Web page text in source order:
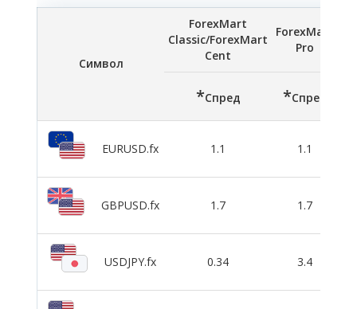
Символ
ForexMart
Classic/ForexMart
Cent
ForexMart
Pro
*Спред *Спред
EURUSD.fx 1.1 1.1
GBPUSD.fx 1.7 1.7
USDJPY.fx 0.34 3.4